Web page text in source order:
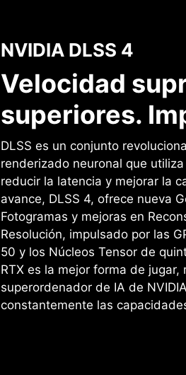
NVIDIA DLSS 4
Velocidad
superiores.
DLSS es un conjunto
renderizado neuronal que
reducir la latencia y mejorar la
avance, DLSS 4, ofrece nueva
Fotogramas y mejoras en
Resolución, impulsado por las
50 y los Núcleos Tensor de
RTX es la mejor forma de jugar,
superordenador de IA de
constantemente las